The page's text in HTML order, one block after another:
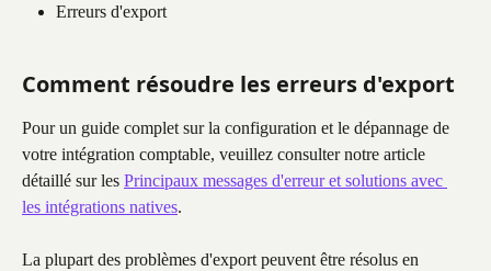
Erreurs d'export
Comment résoudre les erreurs d'export
Pour un guide complet sur la configuration et le dépannage de
votre intégration comptable, veuillez consulter notre article
détaillé sur les Principaux messages d'erreur et solutions avec
les intégrations natives.
La plupart des problèmes d'export peuvent être résolus en